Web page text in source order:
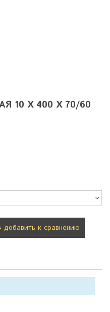
10 Х 400 Х 70/60
добавить к сравнению